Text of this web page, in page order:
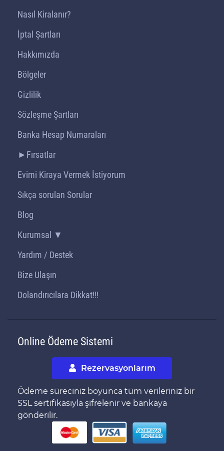
Nasıl Kiralanır?
İptal Şartları
Hakkımızda
Bölgeler
Gizlilik
Sözleşme Şartları
Banka Hesap Numaraları
►Fırsatlar
Evimi Kiraya Vermek İstiyorum
Sıkça sorulan Sorular
Blog
Kurumsal ▼
Yardım / Destek
Bize Ulaşın
Dolandırıcılara Dikkat!!!
Online Ödeme Sistemi
Rezervasyonlarım
Ödeme süreciniz boyunca tüm verileriniz bir
SSL sertifikasıyla şifrelenir ve bankaya
gönderilir.